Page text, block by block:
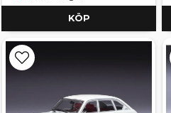
KÖP